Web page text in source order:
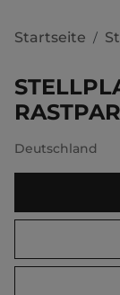
Startseite /
Deutschland